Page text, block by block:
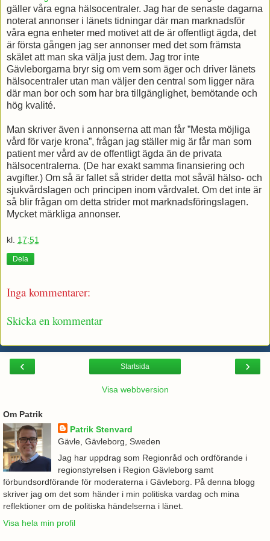
gäller våra egna hälsocentraler. Jag har de senaste dagarna
noterat annonser i länets tidningar där man marknadsför
våra egna enheter med motivet att de är offentligt ägda, det
är första gången jag ser annonser med det som främsta
skälet att man ska välja just dem. Jag tror inte
Gävleborgarna bryr sig om vem som äger och driver länets
hälsocentraler utan man väljer den central som ligger nära
där man bor och som har bra tillgänglighet, bemötande och
hög kvalité.
Man skriver även i annonserna att man får ”Mesta möjliga
vård för varje krona”, frågan jag ställer mig är får man som
patient mer vård av de offentligt ägda än de privata
hälsocentralerna. (De har exakt samma finansiering och
avgifter.) Om så är fallet så strider detta mot såväl hälso- och
sjukvårdslagen och principen inom vårdvalet. Om det inte är
så blir frågan om detta strider mot marknadsföringslagen.
Mycket märkliga annonser.
kl. 17:51
Dela
Inga kommentarer:
Skicka en kommentar
‹ ›
Startsida
Visa webbversion
Om Patrik
Patrik Stenvard
Gävle, Gävleborg, Sweden
Jag har uppdrag som Regionråd och ordförande i
regionstyrelsen i Region Gävleborg samt
förbundsordförande för moderaterna i Gävleborg. På denna blogg
skriver jag om det som händer i min politiska vardag och mina
reflektioner om de politiska händelserna i länet.
Visa hela min profil